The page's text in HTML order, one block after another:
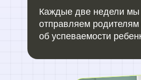
Каждые две недели мы
отправляем родителям
об успеваемости
Мы лидеры в обучении ИИ